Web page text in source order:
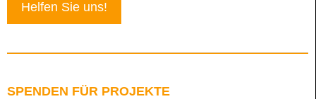
Helfen Sie uns!
SPENDEN FÜR PROJEKTE